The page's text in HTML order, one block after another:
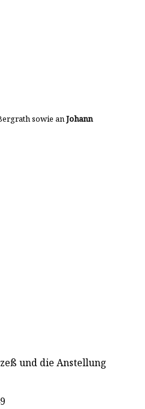
sowie anJohann
und die Anstellung